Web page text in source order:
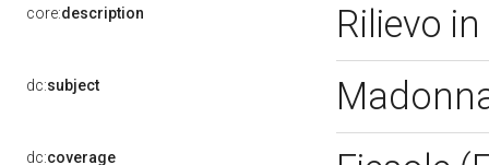
core:description Rilievo
dc:subject
dc:coverage